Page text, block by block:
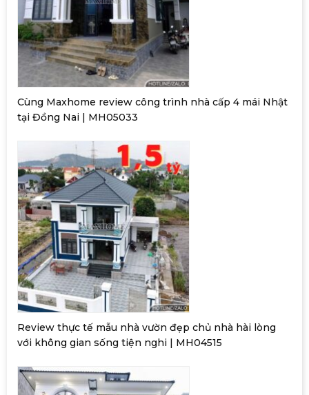
Cùng Maxhome review công trình nhà cấp 4 mái Nhật
tại Đồng Nai | MH05033
Review thực tế mẫu nhà vườn đẹp chủ nhà hài lòng
với không gian sống tiện nghi | MH04515